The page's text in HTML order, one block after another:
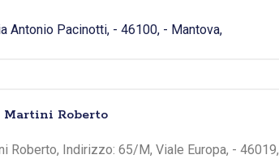
Antonio Pacinotti, - 46100, - Mantova,
Martini Roberto
Roberto, Indirizzo: 65/M, Viale Europa, - 46019,